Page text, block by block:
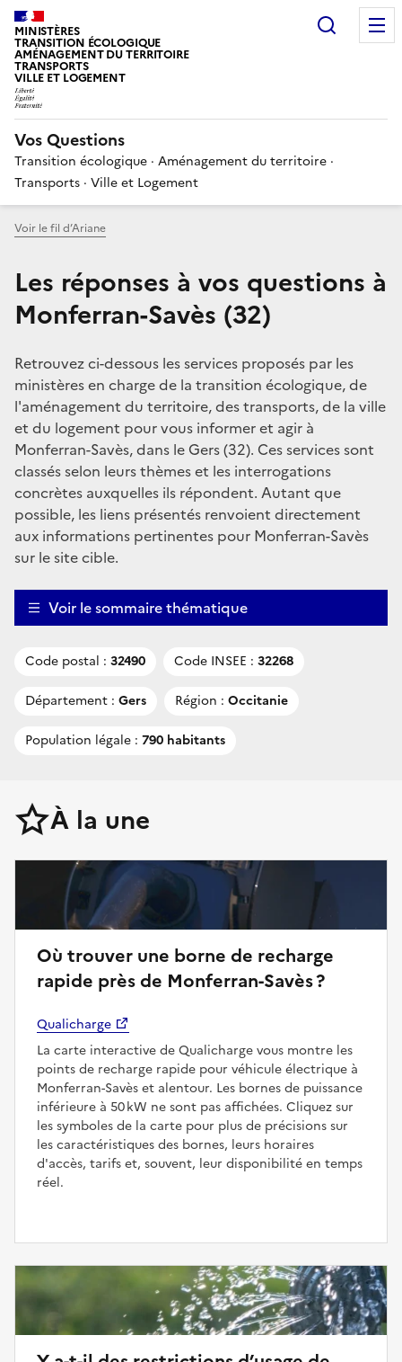
MINISTÈRES
TRANSITION ÉCOLOGIQUE
AMÉNAGEMENT DU TERRITOIRE
TRANSPORTS
VILLE ET LOGEMENT
Vos Questions
Transition écologique · Aménagement du territoire ·
Transports · Ville et Logement
Voir le fil d’Ariane
Les réponses à vos questions à
Monferran-Savès (32)
Retrouvez ci-dessous les services proposés par les
ministères en charge de la transition écologique, de
l'aménagement du territoire, des transports, de la ville
et du logement pour vous informer et agir à
Monferran-Savès, dans le Gers (32). Ces services sont
classés selon leurs thèmes et les interrogations
concrètes auxquelles ils répondent. Autant que
possible, les liens présentés renvoient directement
aux informations pertinentes pour Monferran-Savès
sur le site cible.
Voir le sommaire thématique
Code postal : 32490 Code INSEE : 32268
Département : Gers Région : Occitanie
Population légale : 790 habitants
À la une
Où trouver une borne de recharge
rapide près de Monferran-Savès ?
Qualicharge
La carte interactive de Qualicharge vous montre les
points de recharge rapide pour véhicule électrique à
Monferran-Savès et alentour. Les bornes de puissance
inférieure à 50 kW ne sont pas affichées. Cliquez sur
les symboles de la carte pour plus de précisions sur
les caractéristiques des bornes, leurs horaires
d'accès, tarifs et, souvent, leur disponibilité en temps
réel.